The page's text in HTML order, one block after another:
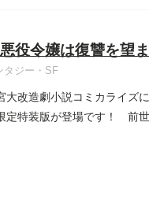
役令嬢は復讐を望
タジー・SF
大改造劇小説コミカライズ
定特装版が登場です！ 前